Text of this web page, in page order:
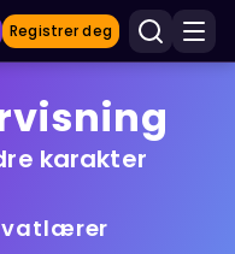
Registrer deg
karakter